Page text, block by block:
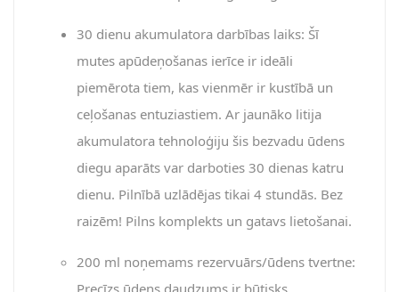
30 dienu akumulatora darbības laiks: Šī
mutes apūdeņošanas ierīce ir ideāli
piemērota tiem, kas vienmēr ir kustībā un
ceļošanas entuziastiem. Ar jaunāko litija
akumulatora tehnoloģiju šis bezvadu ūdens
diegu aparāts var darboties 30 dienas katru
dienu. Pilnībā uzlādējas tikai 4 stundās. Bez
raizēm! Pilns komplekts un gatavs lietošanai.
200 ml noņemams rezervuārs/ūdens tvertne:
Precīzs ūdens daudzums ir būtisks